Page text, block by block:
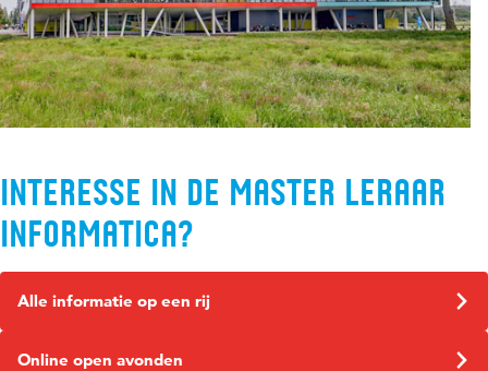
Interesse in de Master Leraar
Informatica?
Alle informatie op een rij
Online open avonden